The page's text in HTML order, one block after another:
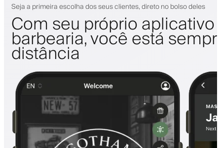
Seja a primeira escolha dos seus clientes, direto no bolso deles
Com seu próprio
barbearia, você está
distância